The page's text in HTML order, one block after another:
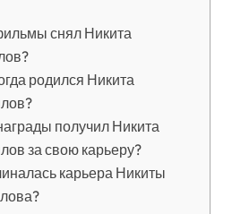
снял Никита
родился Никита
получил Никита
за свою карьеру?
карьера Никиты